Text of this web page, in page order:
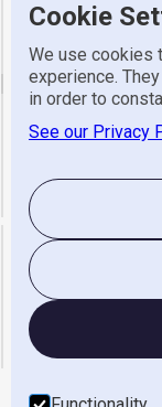
Cookie
We use cookies
experience.
in order to
See our Privacy
Adres
email
Algemeen